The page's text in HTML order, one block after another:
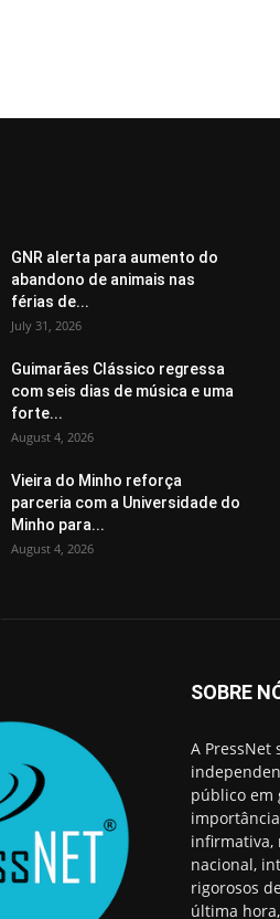
GNR alerta para aumento do
abandono de animais nas
férias de...
July 31, 2026
Guimarães Clássico regressa
com seis dias de música e uma
forte...
August 4, 2026
Vieira do Minho reforça
parceria com a Universidade do
Minho para...
August 4, 2026
SOBRE
A PressNet
público em
infirmativa,
nacional,
rigorosos
última